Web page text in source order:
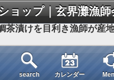
ョップ｜玄界灘漁師
茶漬けを目利き漁師が産
search カレンダー